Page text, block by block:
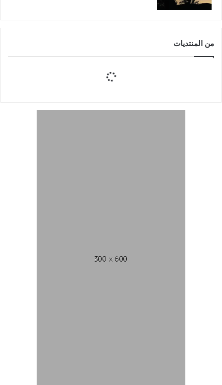
من المنتديات